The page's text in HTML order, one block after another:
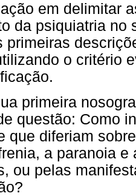
em delimitar
da psiquiatria no
primeiras
o critério
primeira
questão: Como
que diferiam
a paranoia
ou pelas